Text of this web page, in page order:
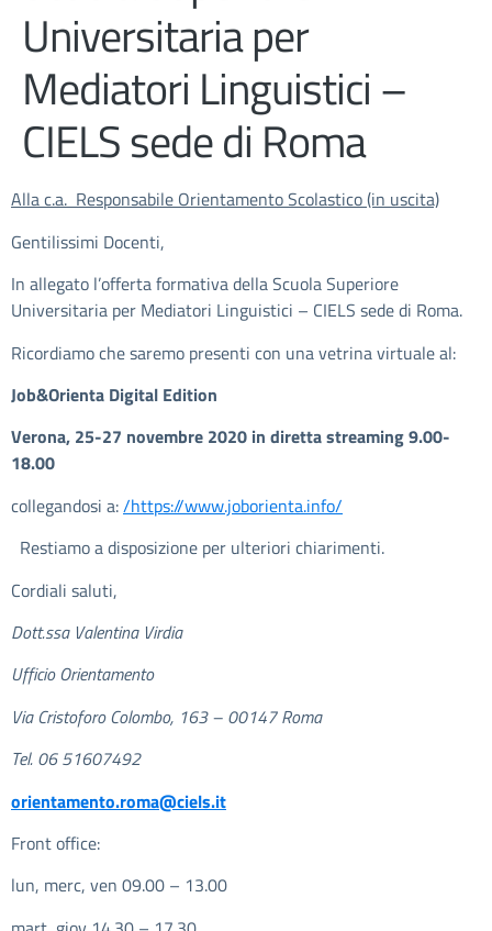
Universitaria per
Mediatori Linguistici –
CIELS sede di Roma
Alla c.a. Responsabile Orientamento Scolastico (in uscita)
Gentilissimi Docenti,
In allegato l’offerta formativa della Scuola Superiore
Universitaria per Mediatori Linguistici – CIELS sede di Roma.
Ricordiamo che saremo presenti con una vetrina virtuale al:
Job&Orienta Digital Edition
Verona, 25-27 novembre 2020 in diretta streaming 9.00-
18.00
collegandosi a:/https://www.joborienta.info/
Restiamo a disposizione per ulteriori chiarimenti.
Cordiali saluti,
Dott.ssa Valentina Virdia
Ufficio Orientamento
Via Cristoforo Colombo, 163 – 00147 Roma
Tel. 06 51607492
orientamento.roma@ciels.it
Front office:
lun, merc, ven 09.00 – 13.00